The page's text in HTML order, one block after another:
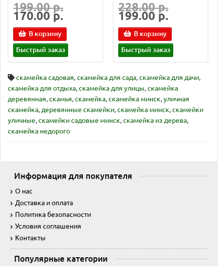
199.00 р.
170.00 р.
В корзину
Быстрый заказ
228.00 р.
199.00 р.
В корзину
Быстрый заказ
скамейка садовая,скамейка для сада,скамейка для дачи,
скамейка для отдыха,скамейка для улицы,скамейка
деревянная,скамья,скамейка,скамейка минск,уличная
скамейка,деревянные скамейки,скамейка минск,скамейки
уличные,скамейки садовые минск,скамейка из дерева,
скамейка недорого
Информация для покупателя
О нас
Доставка и оплата
Политика безопасности
Условия соглашения
Контакты
Популярные категории